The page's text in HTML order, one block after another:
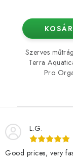
Szerves
Terra
Pro
L.G.
Good prices, very